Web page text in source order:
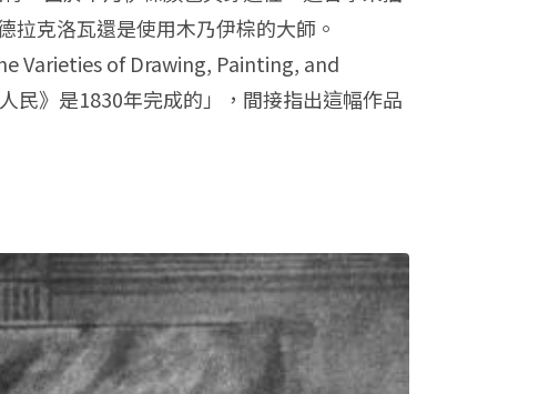
克洛瓦還是使用木乃伊棕的大師。
Varieties of Drawing, Painting, and
民》是1830年完成的」，間接指出這幅作品